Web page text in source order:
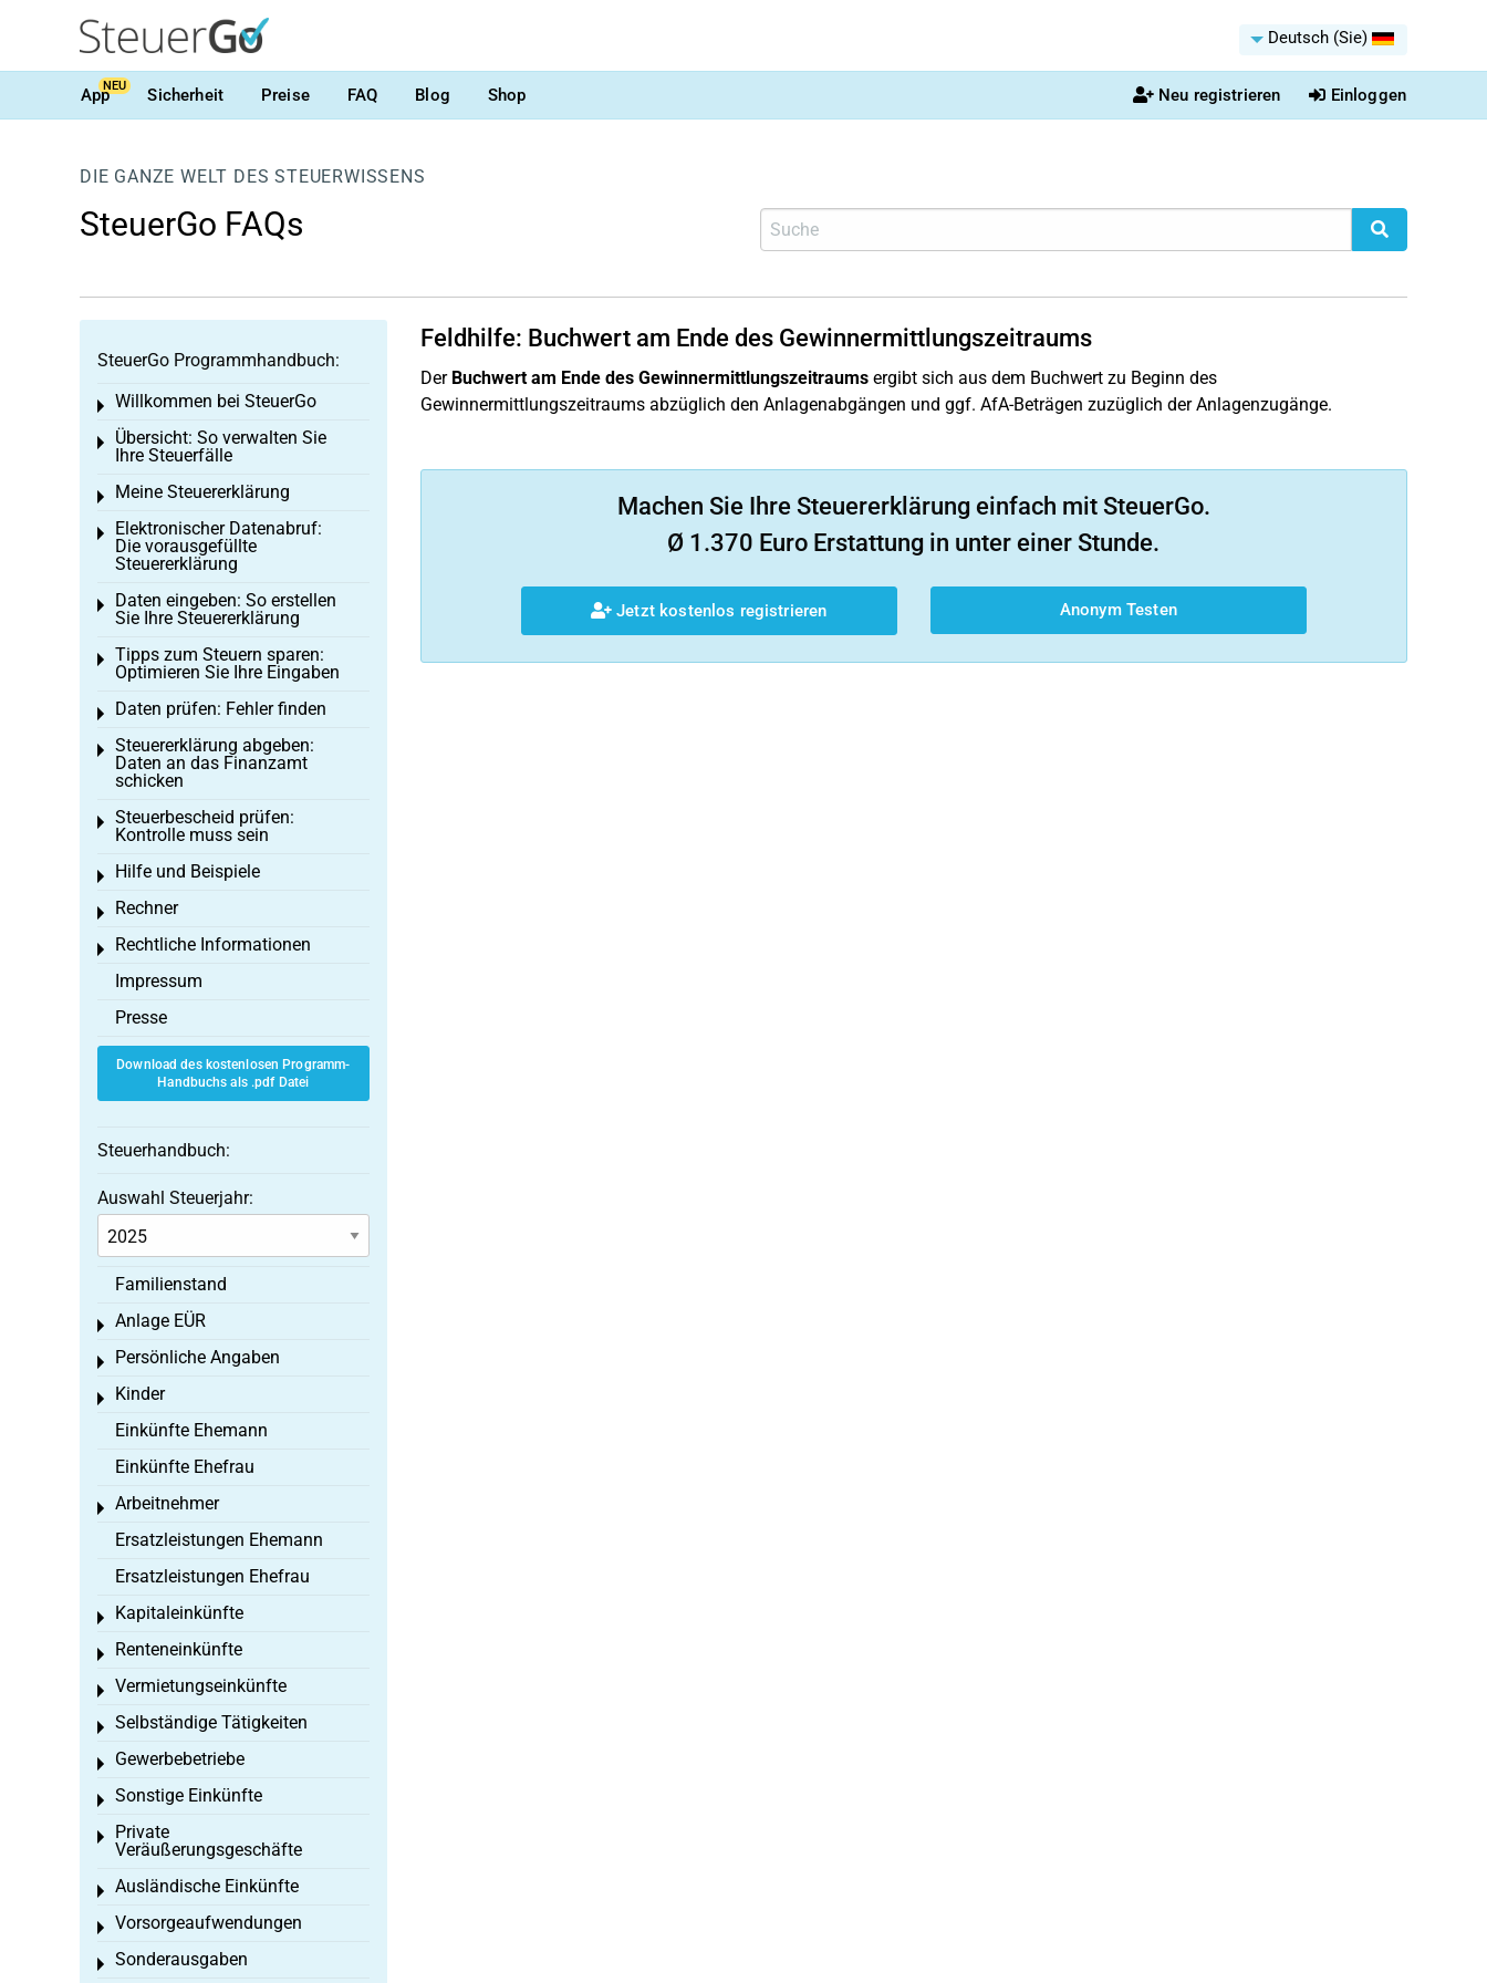
Deutsch (Sie)
AppNEU Sicherheit Preise FAQ Blog Shop Neu registrieren Einloggen
DIE GANZE WELT DES STEUERWISSENS
SteuerGo FAQs
Feldhilfe: Buchwert am Ende des Gewinnermittlungszeitraums
Der Buchwert am Ende des Gewinnermittlungszeitraumsergibt sich aus dem Buchwert zu Beginn des
Gewinnermittlungszeitraums abzüglich den Anlagenabgängen und ggf. AfA-Beträgen zuzüglich der Anlagenzugänge.
Machen Sie Ihre Steuererklärung einfach mit SteuerGo.
Ø 1.370 Euro Erstattung in unter einer Stunde.
Jetzt kostenlos registrieren Anonym Testen
SteuerGo Programmhandbuch:
Willkommen bei SteuerGo
Toggle menu
Übersicht: So verwalten Sie
Ihre Steuerfälle
Toggle menu
Meine Steuererklärung
Toggle menu
Elektronischer Datenabruf:
Die vorausgefüllte
Steuererklärung
Toggle menu
Daten eingeben: So erstellen
Sie Ihre Steuererklärung
Toggle menu
Tipps zum Steuern sparen:
Optimieren Sie Ihre Eingaben
Toggle menu
Daten prüfen: Fehler finden
Toggle menu
Steuererklärung abgeben:
Daten an das Finanzamt
schicken
Toggle menu
Steuerbescheid prüfen:
Kontrolle muss sein
Toggle menu
Hilfe und Beispiele
Toggle menu
Rechner
Toggle menu
Rechtliche Informationen
Toggle menu
Impressum
Presse
Download des kostenlosen Programm-
Handbuchs als .pdf Datei
Steuerhandbuch:
Auswahl Steuerjahr:
Familienstand
Anlage EÜR
Toggle menu
Persönliche Angaben
Toggle menu
Kinder
Toggle menu
Einkünfte Ehemann
Einkünfte Ehefrau
Arbeitnehmer
Toggle menu
Ersatzleistungen Ehemann
Ersatzleistungen Ehefrau
Kapitaleinkünfte
Toggle menu
Renteneinkünfte
Toggle menu
Vermietungseinkünfte
Toggle menu
Selbständige Tätigkeiten
Toggle menu
Gewerbebetriebe
Toggle menu
Sonstige Einkünfte
Toggle menu
Private
Veräußerungsgeschäfte
Toggle menu
Ausländische Einkünfte
Toggle menu
Vorsorgeaufwendungen
Toggle menu
Sonderausgaben
Toggle menu